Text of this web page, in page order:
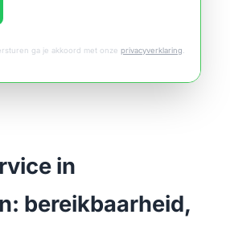
ga je akkoord met onze privacyverklaring
in
bereikbaarheid,